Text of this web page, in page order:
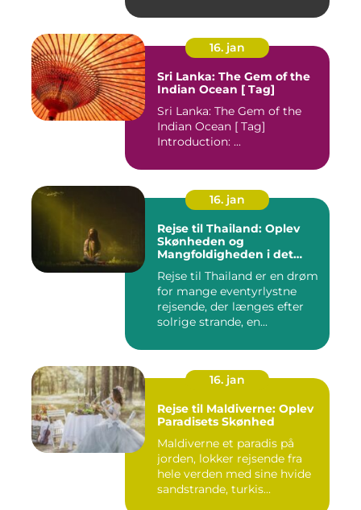
16. jan
Sri Lanka: The Gem of the
Indian Ocean [ Tag]
Sri Lanka: The Gem of the
Indian Ocean [ Tag]
Introduction: ...
16. jan
Rejse til Thailand: Oplev
Skønheden og
Mangfoldigheden i det
Rejse til Thailand er en drøm
for mange eventyrlystne
rejsende, der længes efter
solrige strande, en...
16. jan
Rejse til Maldiverne: Oplev
Paradisets Skønhed
Maldiverne et paradis på
jorden, lokker rejsende fra
hele verden med sine hvide
sandstrande, turkis...